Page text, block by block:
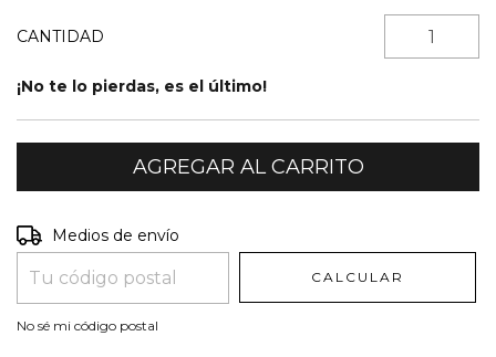
CANTIDAD
¡No te lo pierdas, es el último!
Entregas para el CP:
Medios de envío
CALCULAR
No sé mi código postal